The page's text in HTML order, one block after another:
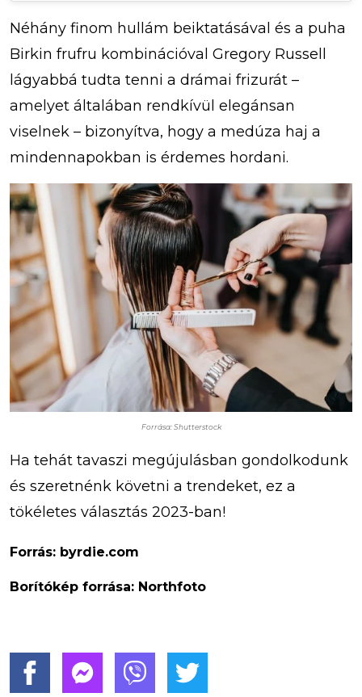
Néhány finom hullám beiktatásával és a puha
Birkin frufru kombinációval Gregory Russell
lágyabbá tudta tenni a drámai frizurát –
amelyet általában rendkívül elegánsan
viselnek – bizonyítva, hogy a medúza haj a
mindennapokban is érdemes hordani.
Forrása: Shutterstock
Ha tehát tavaszi megújulásban gondolkodunk
és szeretnénk követni a trendeket, ez a
tökéletes választás 2023-ban!
Forrás: byrdie.com
Borítókép forrása: Northfoto